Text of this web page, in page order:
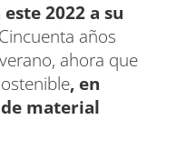
2022 a su
años
ahora que
, en
material